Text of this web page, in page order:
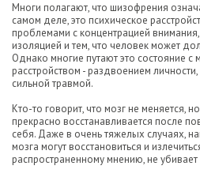
Многи полагают, что шизофрения
самом деле, это психическое
проблемами с концентрацией
изоляцией и тем, что человек может
Однако многие путают это состояние
расстройством - раздвоением
сильной травмой.
Кто-то говорит, что мозг не меняется,
прекрасно восстанавливается после
себя. Даже в очень тяжелых случаях,
мозга могут восстановиться и
распространенному мнению, не убивает